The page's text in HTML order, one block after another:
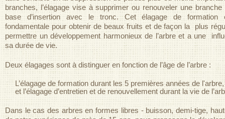
branches, l’élagage vise à supprimer ou renouveler une
base d’insertion avec le tronc. Cet élagage de formation
fondamentale pour obtenir de beaux fruits et de façon la plus
permettre un développement harmonieux de l’arbre et a une
sa durée de vie.
Deux élagages sont à distinguer en fonction de l’âge de l’arbre :
L’élagage de formation durant les 5 premières années de l'arbre,
et l’élagage d’entretien et de renouvellement durant la vie de
Dans le cas des arbres en formes libres - buisson, demi-tige,